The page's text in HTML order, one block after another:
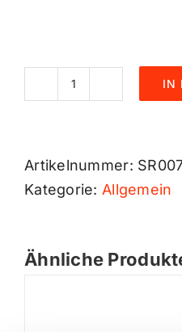
IN
Artikelnummer:
Kategorie: Allgemein
Ähnliche